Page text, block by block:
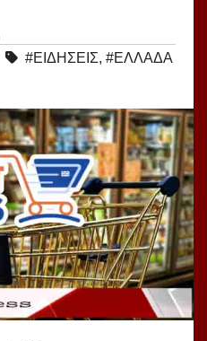
#ΕΙΔΗΣΕΙΣ, #ΕΛΛΑΔΑ